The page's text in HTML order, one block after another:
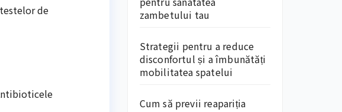
de
zambetului tau
Strategii pentru a reduce
disconfortul și a îmbunătăți
mobilitatea spatelui
Cum să previi reapariția